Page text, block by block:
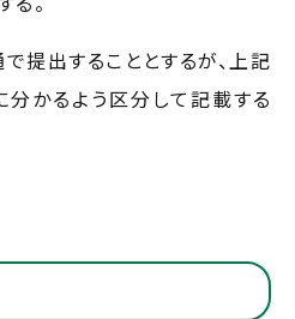
することとするが、上記
かるよう区分して記載する